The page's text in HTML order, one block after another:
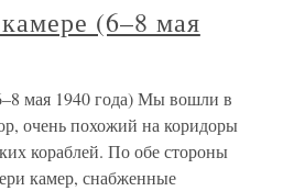
(6–8 мая
мая 1940 года) Мы вошли в
очень похожий на коридоры
кораблей. По обе стороны
камер, снабженные